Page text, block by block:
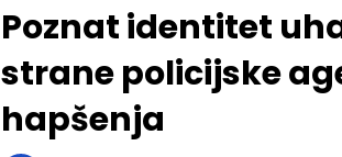
Poznat identitet
strane policijske
hapšenja